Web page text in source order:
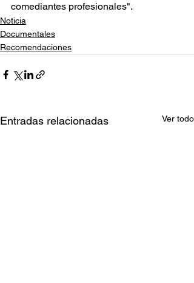
comediantes profesionales".
Noticia
Documentales
Recomendaciones
Entradas relacionadas Ver todo